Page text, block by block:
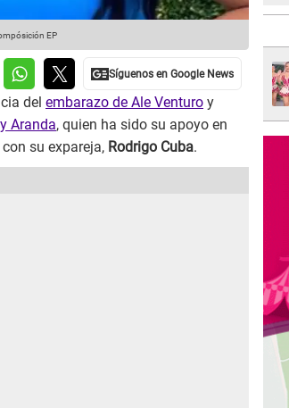
EP
del embarazo de Ale Venturo y
Aranda, quien ha sido su apoyo en
su expareja, Rodrigo Cuba.